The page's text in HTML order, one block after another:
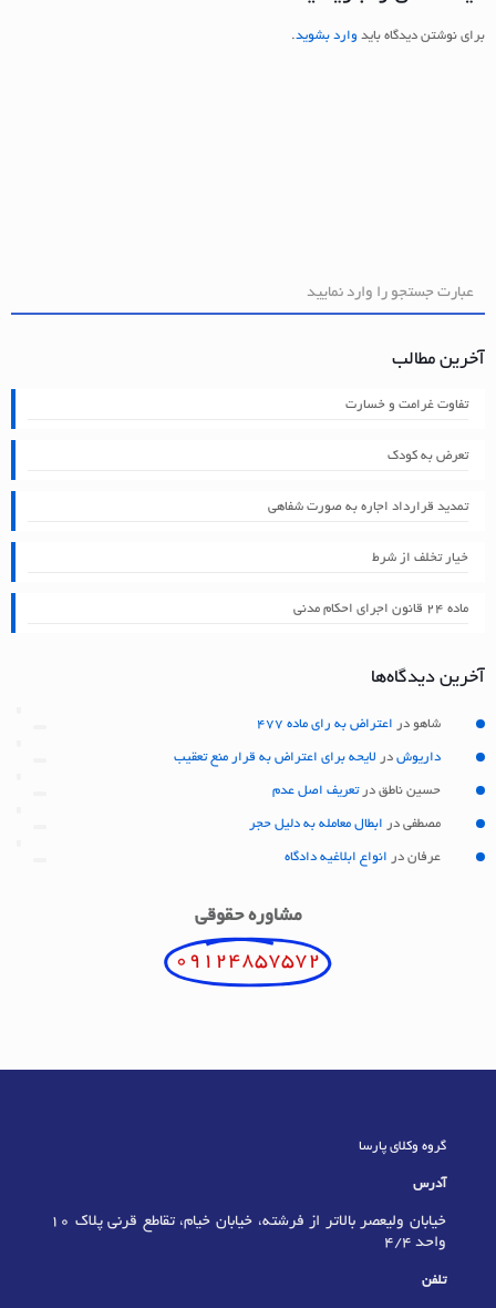
برای نوشتن دیدگاه باید وارد بشوید.
آخرین مطالب
تفاوت غرامت و خسارت
تعرض به کودک
تمدید قرارداد اجاره به صورت شفاهی
خیار تخلف از شرط
ماده ۲۴ قانون اجرای احکام مدنی
آخرین دیدگاه‌ها
شاهو در اعتراض به رای ماده 477
داریوش در لایحه برای اعتراض به قرار منع تعقیب
حسین ناطق درتعریف اصل عدم
مصطفی در ابطال معامله به دلیل حجر
عرفان در انواع ابلاغیه دادگاه
مشاوره حقوقی
09124857572
گروه وکلای پارسا
آدرس
خیابان ولیعصر بالاتر از فرشته، خیابان خیام، تقاطع قرنی پلاک 10
واحد 4/4
تلفن